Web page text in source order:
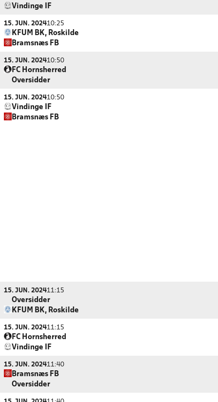
Vindinge IF
15. JUN. 202410:25
KFUM BK, Roskilde
Bramsnæs FB
15. JUN. 202410:50
FC Hornsherred
Oversidder
15. JUN. 202410:50
Vindinge IF
Bramsnæs FB
15. JUN. 202411:15
Oversidder
KFUM BK, Roskilde
15. JUN. 202411:15
FC Hornsherred
Vindinge IF
15. JUN. 202411:40
Bramsnæs FB
Oversidder